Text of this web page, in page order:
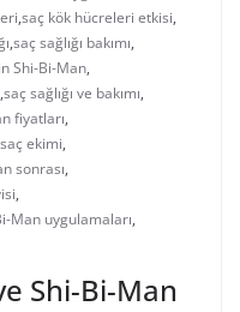
,saç kök hücreleri etkisi,
,saç sağlığı bakımı,
Shi-Bi-Man,
,saç sağlığı ve bakımı,
fiyatları,
ekimi,
sonrası,
,
Man uygulamaları,
Shi-Bi-Man